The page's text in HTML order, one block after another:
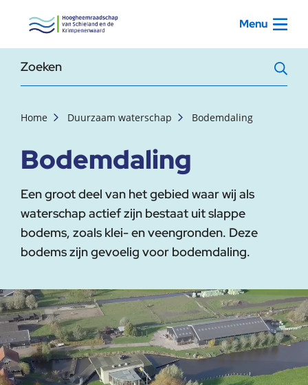
, startpagina Menu
Zoekterm
Home Duurzaam waterschap Bodemdaling
Bodemdaling
Een groot deel van het gebied waar wij als
waterschap actief zijn bestaat uit slappe
bodems, zoals klei- en veengronden. Deze
bodems zijn gevoelig voor bodemdaling.